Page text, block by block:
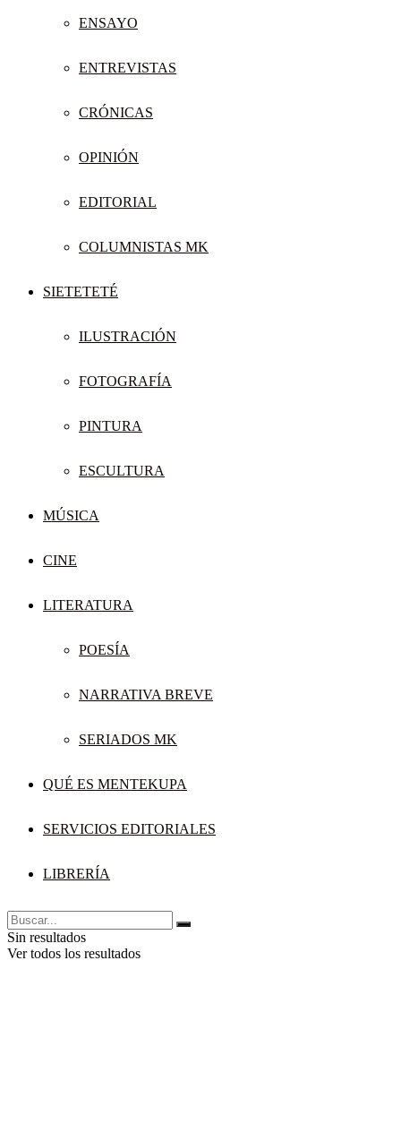
ENSAYO
ENTREVISTAS
CRÓNICAS
OPINIÓN
EDITORIAL
COLUMNISTAS MK
SIETETETÉ
ILUSTRACIÓN
FOTOGRAFÍA
PINTURA
ESCULTURA
MÚSICA
CINE
LITERATURA
POESÍA
NARRATIVA BREVE
SERIADOS MK
QUÉ ES MENTEKUPA
SERVICIOS EDITORIALES
LIBRERÍA
Sin resultados
Ver todos los resultados